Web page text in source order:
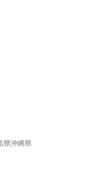
県沖縄県